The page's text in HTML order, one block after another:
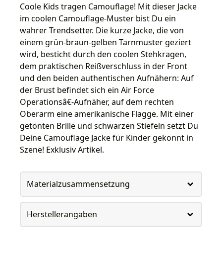
Coole Kids tragen Camouflage! Mit dieser Jacke
im coolen Camouflage-Muster bist Du ein
wahrer Trendsetter. Die kurze Jacke, die von
einem grün-braun-gelben Tarnmuster geziert
wird, besticht durch den coolen Stehkragen,
dem praktischen Reißverschluss in der Front
und den beiden authentischen Aufnähern: Auf
der Brust befindet sich ein Air Force
Operationsâ€-Aufnäher, auf dem rechten
Oberarm eine amerikanische Flagge. Mit einer
getönten Brille und schwarzen Stiefeln setzt Du
Deine Camouflage Jacke für Kinder gekonnt in
Szene! Exklusiv Artikel.
Materialzusammensetzung
Herstellerangaben